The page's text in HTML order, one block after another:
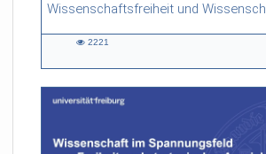
01:09:22 duration
2221